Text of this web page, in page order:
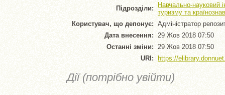
Підрозділи:
Навчально-науковий
туризму та
Користувач, що депонує: Адміністратор
Дата внесення: 29 Жов 2018 07:50
Останні зміни: 29 Жов 2018 07:50
URI:
https://
Дії (потрібно увійти)